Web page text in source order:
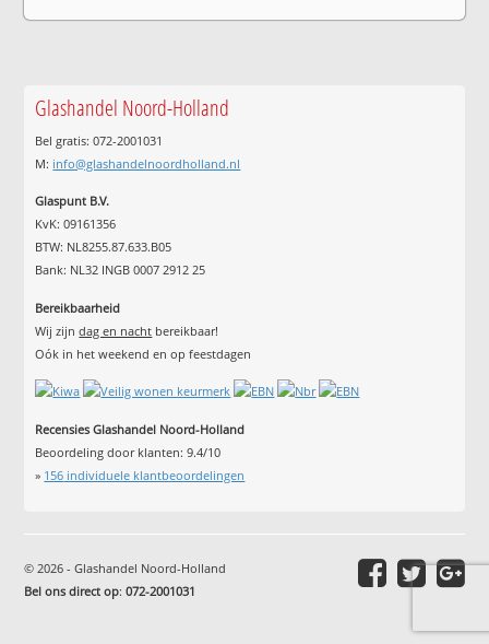
Glashandel Noord-Holland
Bel gratis: 072-2001031
M: info@glashandelnoordholland.nl
Glaspunt B.V.
KvK: 09161356
BTW: NL8255.87.633.B05
Bank: NL32 INGB 0007 2912 25
Bereikbaarheid
Wij zijndag en nacht bereikbaar!
Oók in het weekend en op feestdagen
Recensies Glashandel Noord-Holland
Beoordeling door klanten:9.4/10
» 156 individuele klantbeoordelingen
© 2026 - Glashandel Noord-Holland
Bel ons direct op:072-2001031